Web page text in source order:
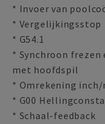
* Invoer van
* Vergelijkingsstop
* G54.1
* Synchroon
met hoofdspil
* Omrekening inch/
* G00
* Schaal-feedback